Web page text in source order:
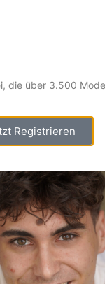
26 - 3031 - 4041 - 50
die über 3.500
Registrieren